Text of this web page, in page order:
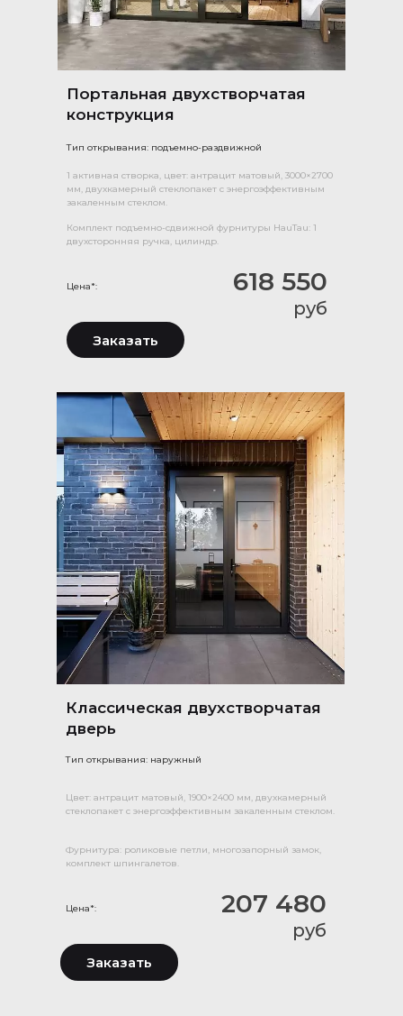
Классическая двухстворчатая
дверь
Тип открывания: наружный
Цена*:
Цвет: антрацит матовый, 1900×2400 мм, двухкамерный
стеклопакет с энергоэффективным закаленным стеклом.
Фурнитура: роликовые петли, многозапорный замок,
комплект шпингалетов.
207 480
руб
Заказать
Портальная двухстворчатая
конструкция
Тип открывания: подъемно-раздвижной
618 550
руб
Цена*:
1 активная створка, цвет: антрацит матовый, 3000×2700
мм, двухкамерный стеклопакет с энергоэффективным
закаленным стеклом.
Комплект подъемно-сдвижной фурнитуры HauTau: 1
двухсторонняя ручка, цилиндр.
Заказать